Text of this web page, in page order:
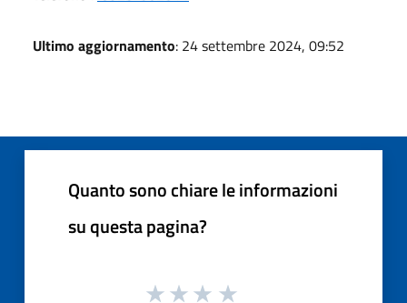
Ultimo aggiornamento: 24 settembre 2024, 09:52
Quanto sono chiare le informazioni
su questa pagina?